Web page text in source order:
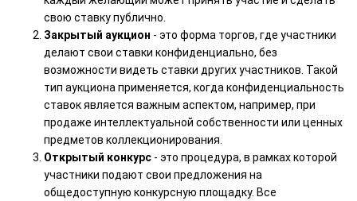
свою ставку публично.
Закрытый аукцион - это форма торгов, где участники
делают свои ставки конфиденциально, без
возможности видеть ставки других участников. Такой
тип аукциона применяется, когда конфиденциальность
ставок является важным аспектом, например, при
продаже интеллектуальной собственности или ценных
предметов коллекционирования.
Открытый конкурс - это процедура, в рамках которой
участники подают свои предложения на
общедоступную конкурсную площадку. Все